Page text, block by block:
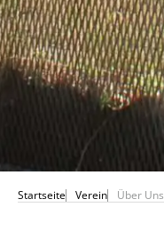
Startseite Verein Über Uns